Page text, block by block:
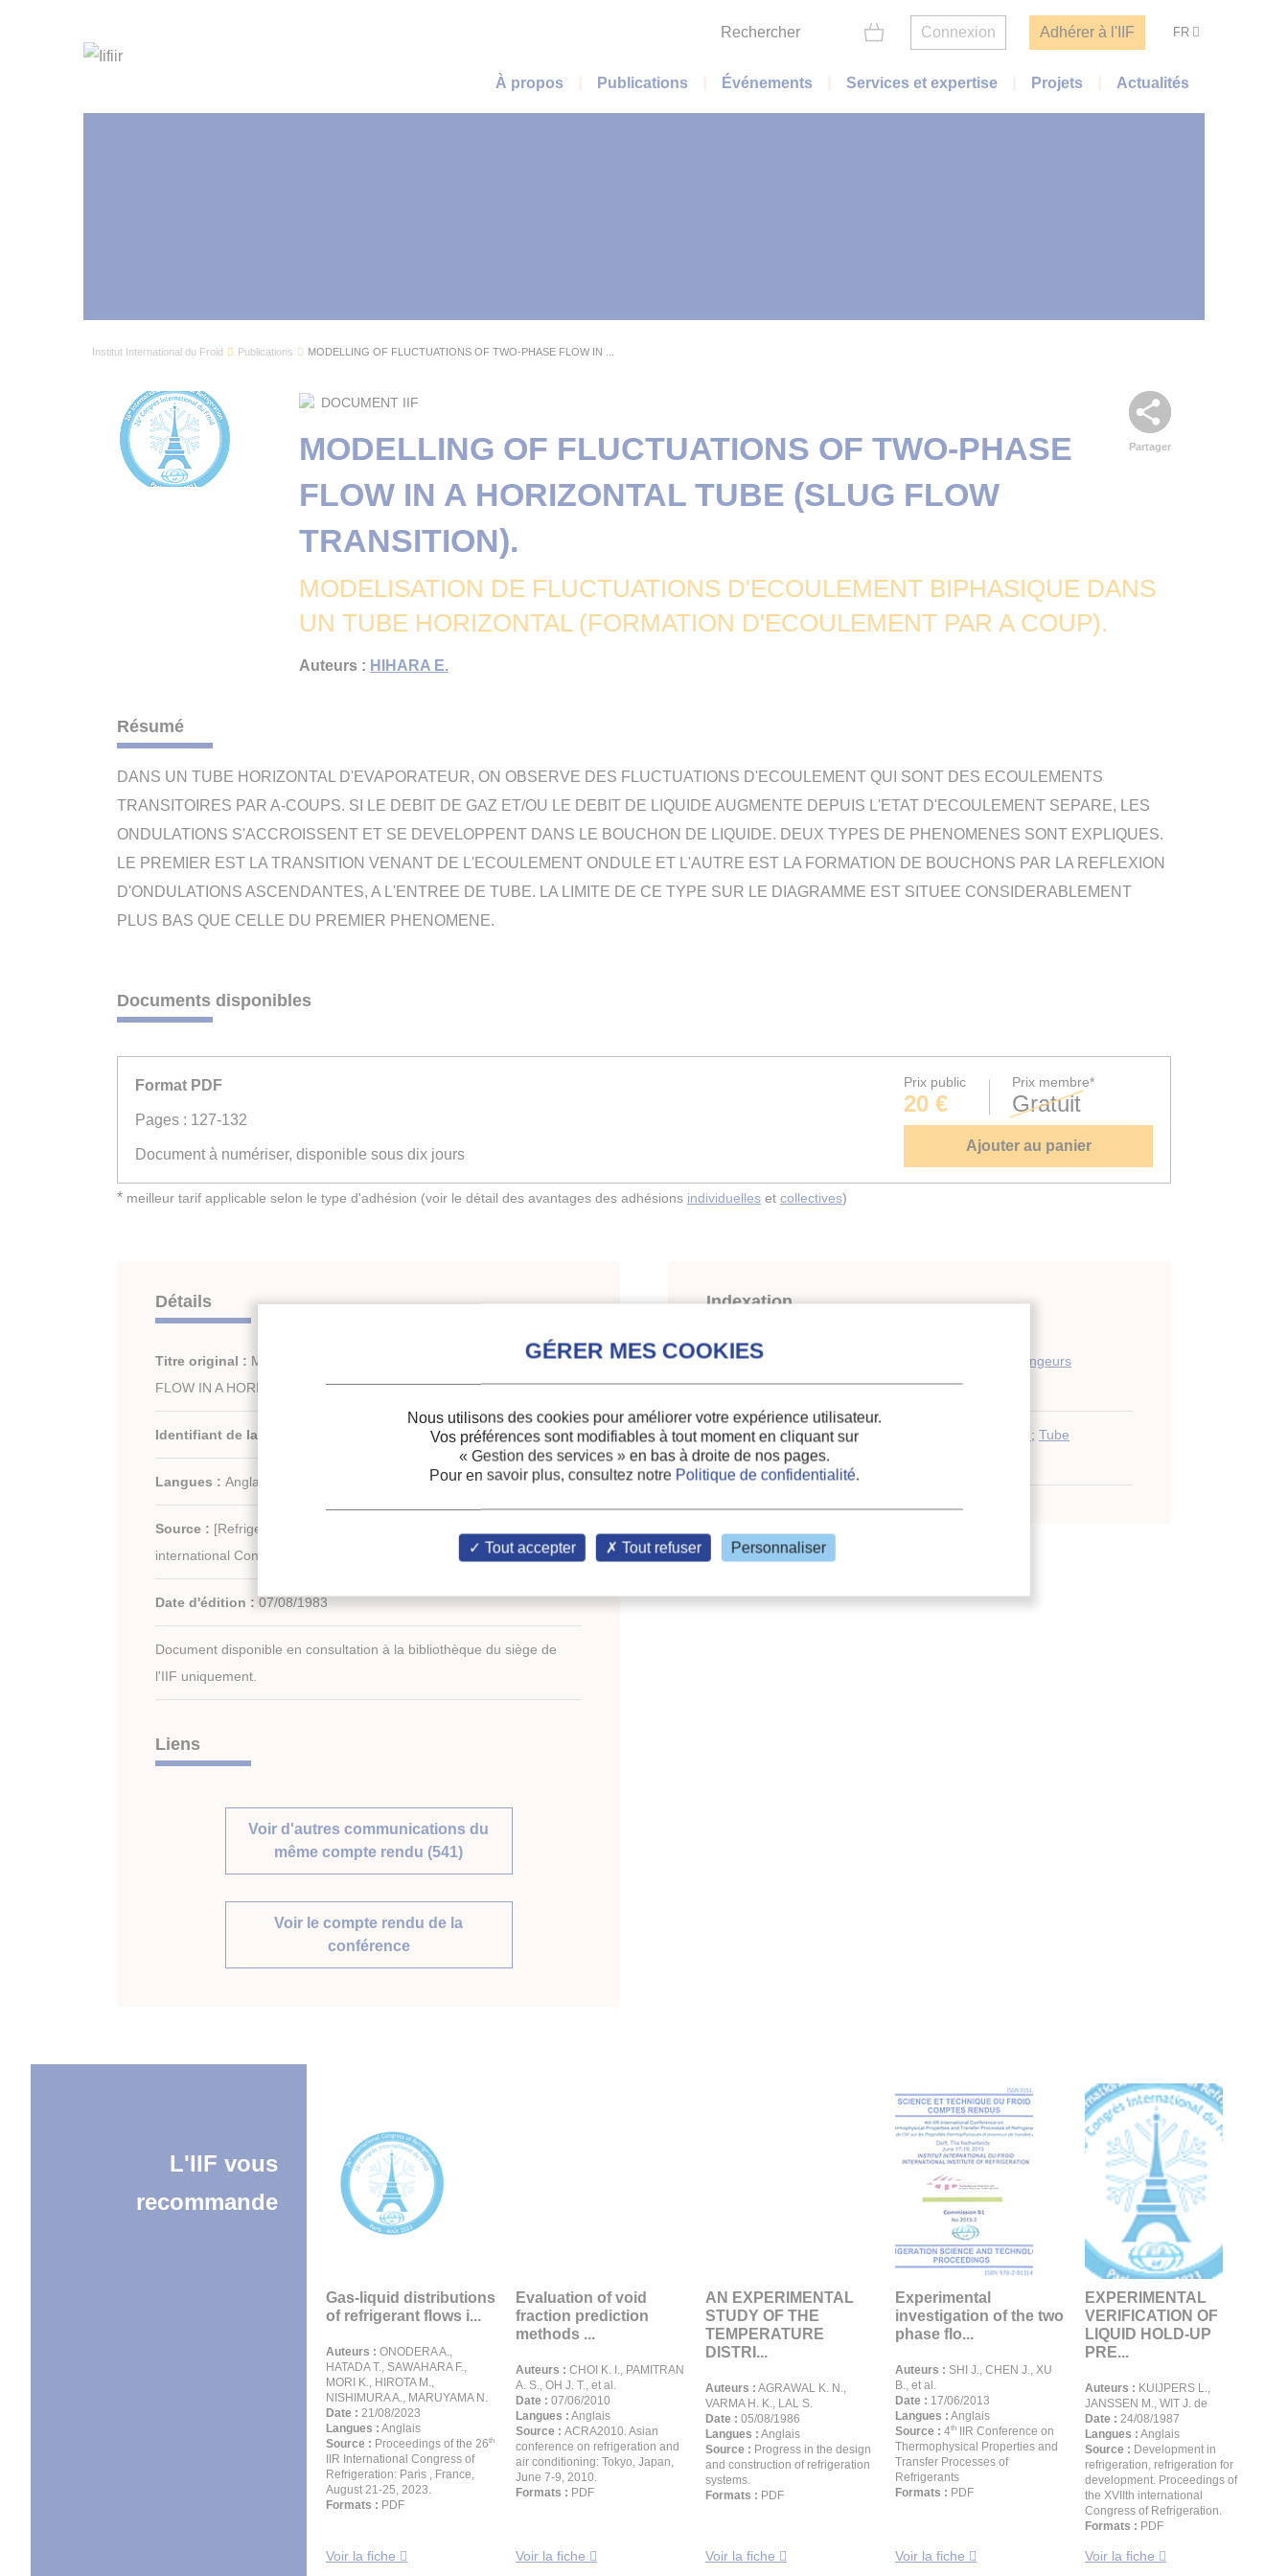
Rechercher Connexion Adhérer à l'IIF FR
Menu principal
À propos Publications Événements Services et expertise Projets Actualités
Institut International du Froid Publications MODELLING OF FLUCTUATIONS OF TWO-PHASE FLOW IN ...
Partager
DOCUMENT IIF
MODELISATION DE FLUCTUATIONS D'ECOULEMENT BIPHASIQUE DANS
UN TUBE HORIZONTAL (FORMATION D'ECOULEMENT PAR A COUP).
MODELLING OF FLUCTUATIONS OF TWO-PHASE
FLOW IN A HORIZONTAL TUBE (SLUG FLOW
TRANSITION).
Auteurs : HIHARA E.
Résumé
DANS UN TUBE HORIZONTAL D'EVAPORATEUR, ON OBSERVE DES FLUCTUATIONS D'ECOULEMENT QUI SONT DES ECOULEMENTS
TRANSITOIRES PAR A-COUPS. SI LE DEBIT DE GAZ ET/OU LE DEBIT DE LIQUIDE AUGMENTE DEPUIS L'ETAT D'ECOULEMENT SEPARE, LES
ONDULATIONS S'ACCROISSENT ET SE DEVELOPPENT DANS LE BOUCHON DE LIQUIDE. DEUX TYPES DE PHENOMENES SONT EXPLIQUES.
LE PREMIER EST LA TRANSITION VENANT DE L'ECOULEMENT ONDULE ET L'AUTRE EST LA FORMATION DE BOUCHONS PAR LA REFLEXION
D'ONDULATIONS ASCENDANTES, A L'ENTREE DE TUBE. LA LIMITE DE CE TYPE SUR LE DIAGRAMME EST SITUEE CONSIDERABLEMENT
PLUS BAS QUE CELLE DU PREMIER PHENOMENE.
Documents disponibles
Format PDF
Pages : 127-132
Document à numériser, disponible sous dix jours
Prix public
20 €
Prix membre*
Gratuit
Ajouter au panier
* meilleur tarif applicable selon le type d'adhésion (voir le détail des avantages des adhésions individuelles et collectives)
Détails
Titre original : MODELLING OF FLUCTUATIONS OF TWO-PHASE
FLOW IN A HORIZONTAL TUBE (SLUG FLOW TRANSITION).
Identifiant de la fiche :
Langues : Anglais
Source : [Refrigeration serving humanity]. Proceedings of the XVI
international Congress of Refrigeration.
Date d'édition : 07/08/1983
Document disponible en consultation à la bibliothèque du siège de
l'IIF uniquement.
Liens
Voir d'autres communications du
même compte rendu (541)
Voir le compte rendu de la
conférence
Indexation
Thèmes :
Evaporateurs, condenseurs et autres échangeurs
thermiques
Mots-clés :Régime variable ; Tube
horizontal;Évaporation
L'IIF vous
recommande
Gas-liquid distributions
of refrigerant flows i...
Auteurs : ONODERA A.,
HATADA T., SAWAHARA F.,
MORI K., HIROTA M.,
NISHIMURA A., MARUYAMA N.
Date : 21/08/2023
Langues : Anglais
Source : Proceedings of the 26th
IIR International Congress of
Refrigeration: Paris , France,
August 21-25, 2023.
Formats : PDF
Voir la fiche
Evaluation of void
fraction prediction
methods ...
Auteurs : CHOI K. I., PAMITRAN
A. S., OH J. T., et al.
Date : 07/06/2010
Langues : Anglais
Source : ACRA2010. Asian
conference on refrigeration and
air conditioning: Tokyo, Japan,
June 7-9, 2010.
Formats : PDF
Voir la fiche
AN EXPERIMENTAL
STUDY OF THE
TEMPERATURE
DISTRI...
Auteurs : AGRAWAL K. N.,
VARMA H. K., LAL S.
Date : 05/08/1986
Langues : Anglais
Source : Progress in the design
and construction of refrigeration
systems.
Formats : PDF
Voir la fiche
Experimental
investigation of the two
phase flo...
Auteurs : SHI J., CHEN J., XU
B., et al.
Date : 17/06/2013
Langues : Anglais
Source : 4th
IIR Conference on
Thermophysical Properties and
Transfer Processes of
Refrigerants
Formats : PDF
Voir la fiche
EXPERIMENTAL
VERIFICATION OF
LIQUID HOLD-UP
PRE...
Auteurs : KUIJPERS L.,
JANSSEN M., WIT J. de
Date : 24/08/1987
Langues : Anglais
Source : Development in
refrigeration, refrigeration for
development. Proceedings of
the XVIIth international
Congress of Refrigeration.
Formats : PDF
Voir la fiche
Nous utilisons des cookies pour améliorer votre expérience utilisateur.
Vos préférences sont modifiables à tout moment en cliquant sur
« Gestion des services » en bas à droite de nos pages.
Pour en savoir plus, consultez notre Politique de confidentialité.
Tout accepter Tout refuser Personnaliser